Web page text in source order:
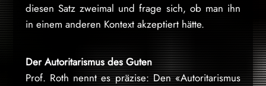
diesen Satz zweimal und frage sich, ob man ihn
in einem anderen Kontext akzeptiert hätte.
Der Autoritarismus des Guten
Prof. Roth nennt es präzise: Den «Autoritarismus